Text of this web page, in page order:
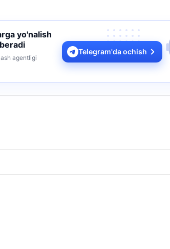
yo'nalish
agentligi
Telegram'da ochish